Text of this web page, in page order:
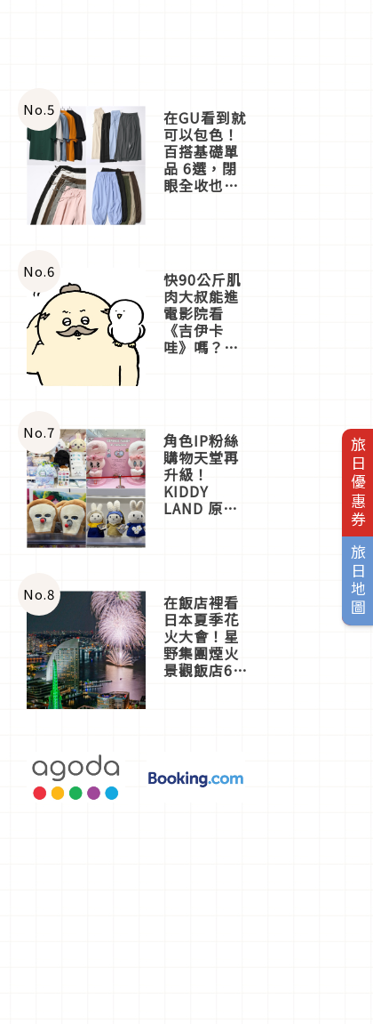
旅日優惠券
旅日地圖
No.5 在GU看到就
可以包色！
百搭基礎單
品 6選，閉
眼全收也不
No.6 快90公斤肌
肉大叔能進
電影院看
《吉伊卡
哇》嗎？日
一同給出了
答案
No.7 角色IP粉絲
購物天堂再
升級！
KIDDY
LAND 原宿
店3分即達
No.8 在飯店裡看
日本夏季花
火大會！星
野集團煙火
景觀飯店6